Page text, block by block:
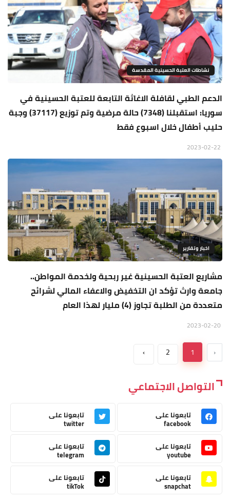
نشاطات العتبة الحسينية المقدسة
الدعم الطبي لقافلة الاغاثة التابعة للعتبة الحسينية في
سوريا: استقبلنا (7348) حالة مرضية وتم توزيع (37117) وجبة
حليب أطفال خلال اسبوع فقط
اخبار وتقارير
مشاريع العتبة الحسينية غير ربحية ولخدمة المواطن..
جامعة وارث تؤكد ان التخفيض والاعفاء المالي لشرائح
متعددة من الطلبة تجاوز (4) مليار لهذا العام
‹
1
2
›
التواصل الاجتماعي
تابعونا على
facebook
تابعونا على
twitter
تابعونا على
youtube
تابعونا على
telegram
تابعونا على
snapchat
تابعونا على
tikTok